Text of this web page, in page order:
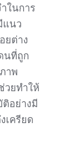
ในการ
แนว
ยต่าง
นที่ถูก
าพ
วยทำให้
อย่างมี
เครียด